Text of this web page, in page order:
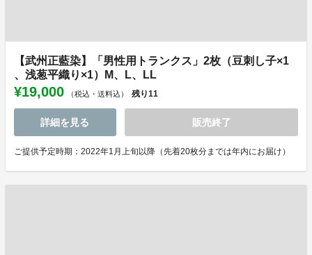
【武州正藍染】「男性用トランクス」2枚（豆刺し子×1
、浅葱平織り×1）M、L、LL
¥19,000 （税込・送料込） 残り11
詳細を見る 販売終了
ご提供予定時期：2022年1月上旬以降（先着20枚分までは年内にお届け）